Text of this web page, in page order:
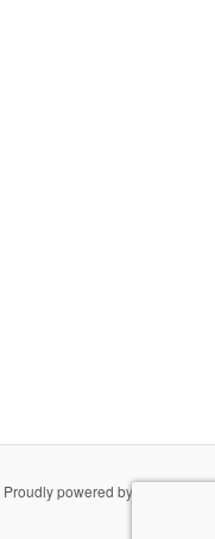
Proudly powered by WordPress